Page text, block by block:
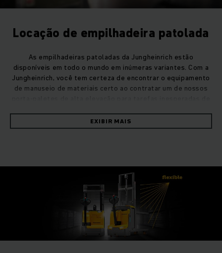
Locação de empilhadeira patolada
As empilhadeiras patoladas da Jungheinrich estão
disponíveis em todo o mundo em inúmeras variantes. Com a
Jungheinrich, você tem certeza de encontrar o equipamento
de manuseio de materiais certo ao contratar um de nossos
operação combinada de pedestre / passageiro ou com
assento lateral ergonômico para longas distâncias, nossos
Locação de empilhadeiras patoladas.
Para tarefas de empilhamento leve com baixa intensidade ou
distâncias curtas em operações somente para pedestres, as
locações de empilhadeira patolada jungheinrich auxiliam
como linha de modelos básicos. Graças ao seu alto grau de
EXIBIR MAIS